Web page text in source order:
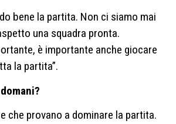
bene la partita. Non ci siamo mai
una squadra pronta.
è importante anche giocare
la partita”.
che provano a dominare la partita.